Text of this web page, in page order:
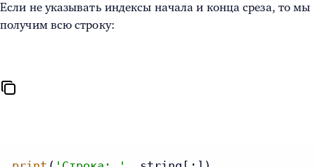
Если не указывать индексы начала и конца среза, то мы
получим всю строку: